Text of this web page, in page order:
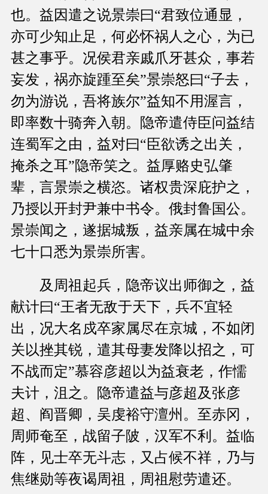
也。益因遣之说景崇曰“君致位通显，
亦可少知止足，何必怀祸人之心，为已
甚之事乎。况侯君亲戚爪牙甚众，事若
妄发，祸亦旋踵至矣”景崇怒曰“子去，
勿为游说，吾将族尔”益知不用渥言，
即率数十骑奔入朝。隐帝遣侍臣问益结
连蜀军之由，益对曰“臣欲诱之出关，
掩杀之耳”隐帝笑之。益厚赂史弘肇
辈，言景崇之横恣。诸权贵深庇护之，
乃授以开封尹兼中书令。俄封鲁国公。
景崇闻之，遂据城叛，益亲属在城中余
七十口悉为景崇所害。
及周祖起兵，隐帝议出师御之，益
献计曰“王者无敌于天下，兵不宜轻
出，况大名戍卒家属尽在京城，不如闭
关以挫其锐，遣其母妻发降以招之，可
不战而定”慕容彦超以为益衰老，作懦
夫计，沮之。隐帝遣益与彦超及张彦
超、阎晋卿，吴虔裕守澶州。至赤冈，
周师奄至，战留子陂，汉军不利。益临
阵，见士卒无斗志，又占候不祥，乃与
焦继勋等夜谒周祖，周祖慰劳遣还。